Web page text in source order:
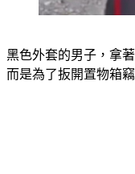
黑色外套的男子，拿